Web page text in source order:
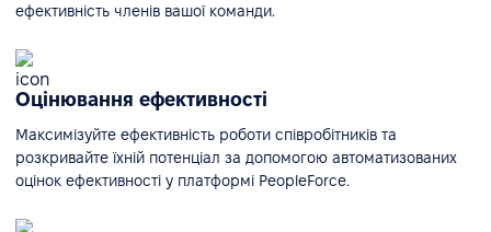
ефективність членів вашої команди.
Оцінювання ефективності
Максимізуйте ефективність роботи співробітників та
розкривайте їхній потенціал за допомогою автоматизованих
оцінок ефективності у платформі PeopleForce.